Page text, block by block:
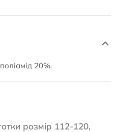
20%.
розмір 112-120,